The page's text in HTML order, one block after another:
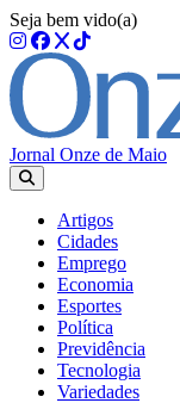
Seja bem vido(a)
Jornal Onze de Maio
Artigos
Cidades
Emprego
Economia
Esportes
Política
Previdência
Tecnologia
Variedades